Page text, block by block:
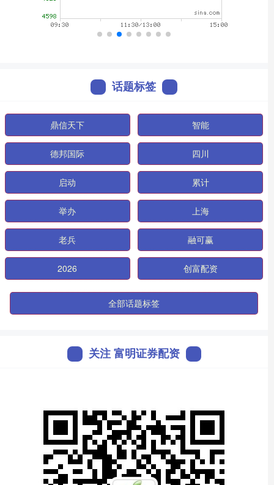
话题标签
鼎信天下 智能
德邦国际 四川
启动 累计
举办 上海
老兵 融可赢
2026 创富配资
全部话题标签
关注 富明证券配资